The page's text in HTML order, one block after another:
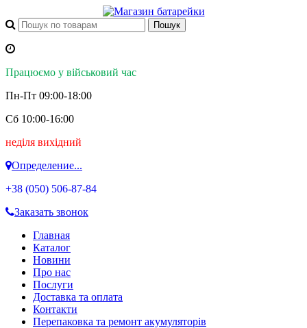
Працюємо у військовий час
Пн-Пт 09:00-18:00
Сб 10:00-16:00
неділя вихідний
Определение...
+38 (050) 506-87-84
Заказать звонок
Главная
Каталог
Новини
Про нас
Послуги
Доставка та оплата
Контакти
Перепаковка та ремонт акумуляторів